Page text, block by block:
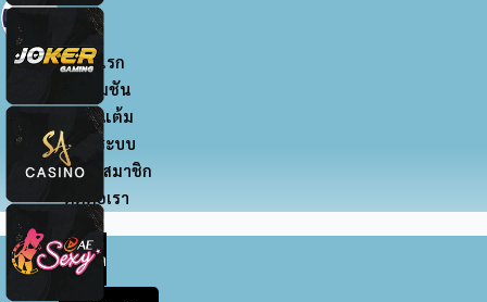
หน้าแรก
โปรโมชัน
สะสมแต้ม
เข้าสู่ระบบ
สมัครสมาชิก
ติดต่อเรา
หน้า